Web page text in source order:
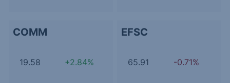
COMM
19.58 +2.84%
EFSC
65.91 -0.71%